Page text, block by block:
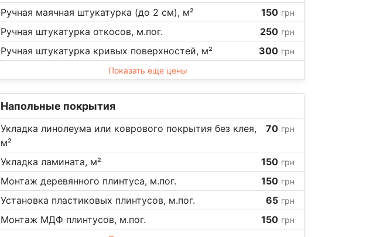
Ручная маячная штукатурка (до 2 см), м² 150 грн
Ручная штукатурка откосов, м.пог. 250 грн
Ручная штукатурка кривых поверхностей, м² 300 грн
Показать еще цены
Напольные покрытия
Укладка линолеума или коврового покрытия без клея,
м²
70 грн
Укладка ламината, м² 150 грн
Монтаж деревянного плинтуса, м.пог. 150 грн
Установка пластиковых плинтусов, м.пог. 65 грн
Монтаж МДФ плинтусов, м.пог. 150 грн